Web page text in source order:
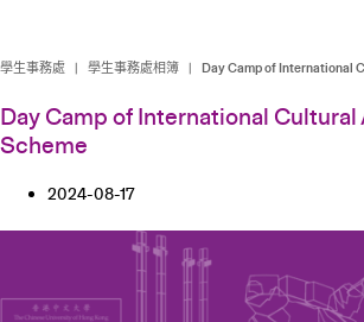
學生事務處 | 學生事務處相簿 | Day Camp of International
Day Camp of International
Scheme
2024-08-17